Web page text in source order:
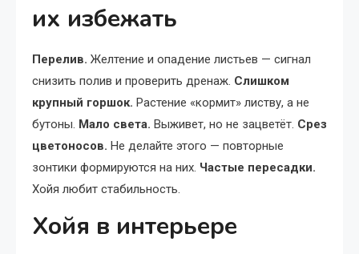
их избежать
Перелив. Желтение и опадение листьев — сигнал
снизить полив и проверить дренаж. Слишком
крупный горшок. Растение «кормит» листву, а не
бутоны. Мало света. Выживет, но не зацветёт. Срез
цветоносов. Не делайте этого — повторные
зонтики формируются на них. Частые пересадки.
Хойя любит стабильность.
Хойя в интерьере